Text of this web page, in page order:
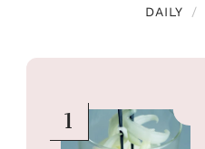
DAILY /
1